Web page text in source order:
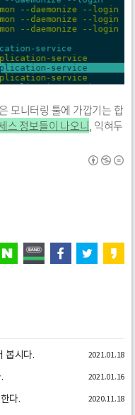
모니터링 툴에 가깝기는 합
스 정보들이 나오니, 익혀두
봅시다. 2021.01.18
2021.01.16
다. 2020.11.18